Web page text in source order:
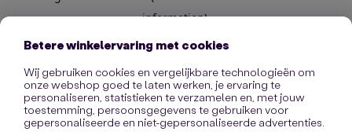
information).
Betere winkelervaring met cookies
Wij gebruiken cookies en vergelijkbare technologieën om
onze webshop goed te laten werken, je ervaring te
personaliseren, statistieken te verzamelen en, met jouw
toestemming, persoonsgegevens te gebruiken voor
gepersonaliseerde en niet-gepersonaliseerde advertenties.